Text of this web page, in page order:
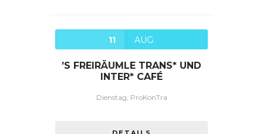
11 AUG.
’S FREIRÄUMLE TRANS* UND
INTER* CAFÉ
Dienstag, ProKonTra